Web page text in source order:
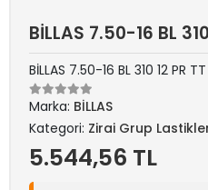
BİLLAS 7.50-16 BL
BİLLAS 7.50-16 BL 310 12 PR
Marka: BİLLAS
Kategori: Zirai Grup
5.544,56 TL